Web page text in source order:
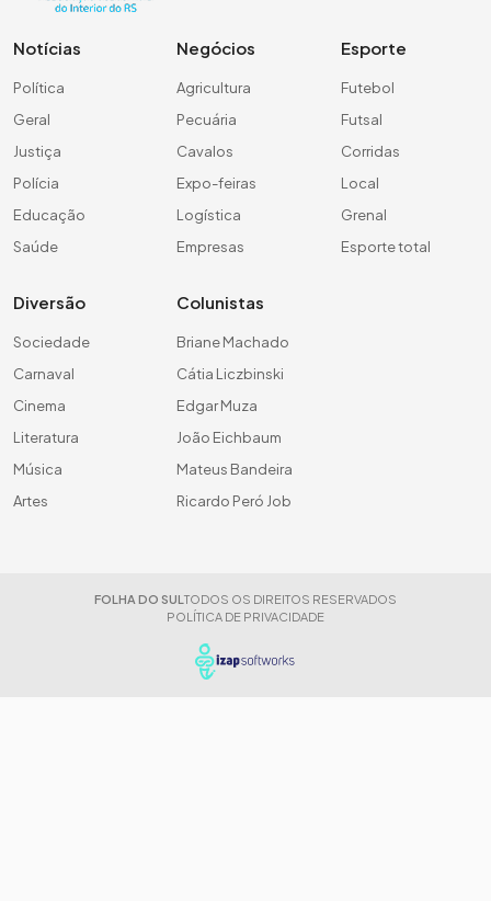
Notícias
Política
Geral
Justiça
Polícia
Educação
Saúde
Negócios
Agricultura
Pecuária
Cavalos
Expo-feiras
Logística
Empresas
Esporte
Futebol
Futsal
Corridas
Local
Grenal
Esporte total
Diversão
Sociedade
Carnaval
Cinema
Literatura
Música
Artes
Colunistas
Briane Machado
Cátia Liczbinski
Edgar Muza
João Eichbaum
Mateus Bandeira
Ricardo Peró Job
FOLHA DO SUL TODOS OS DIREITOS RESERVADOS
POLÍTICA DE PRIVACIDADE